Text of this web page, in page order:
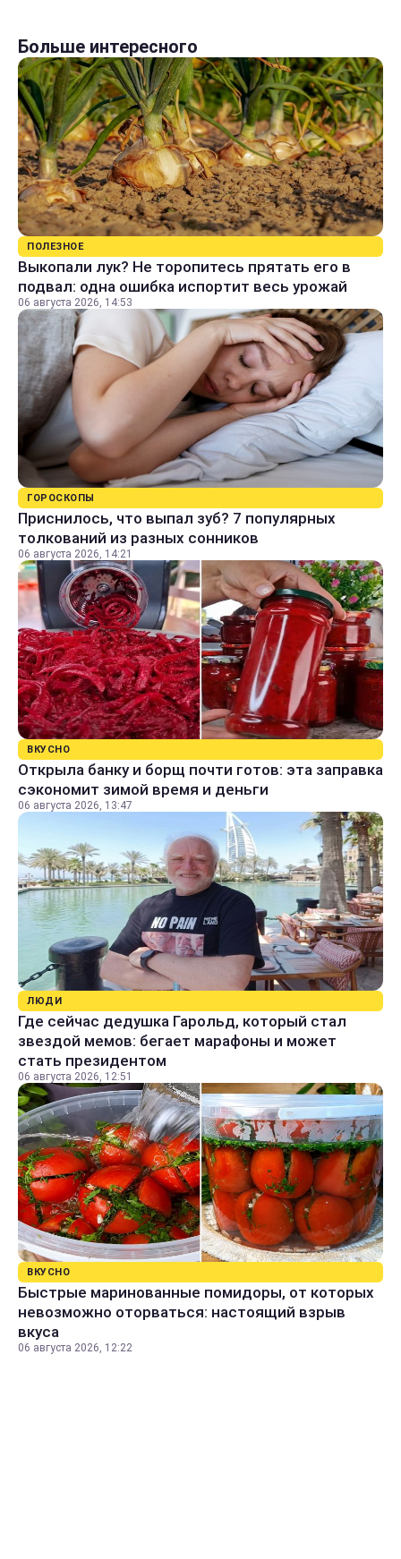
Больше интересного
ПОЛЕЗНОЕ
Выкопали лук? Не торопитесь прятать его в
подвал: одна ошибка испортит весь урожай
06 августа 2026, 14:53
ГОРОСКОПЫ
Приснилось, что выпал зуб? 7 популярных
толкований из разных сонников
06 августа 2026, 14:21
ВКУСНО
Открыла банку и борщ почти готов: эта заправка
сэкономит зимой время и деньги
06 августа 2026, 13:47
ЛЮДИ
Где сейчас дедушка Гарольд, который стал
звездой мемов: бегает марафоны и может
стать президентом
06 августа 2026, 12:51
ВКУСНО
Быстрые маринованные помидоры, от которых
невозможно оторваться: настоящий взрыв
вкуса
06 августа 2026, 12:22